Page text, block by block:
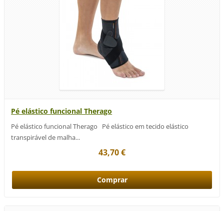
Pé elástico funcional Therago
Pé elástico funcional Therago Pé elástico em tecido elástico
transpirável de malha...
43,70 €